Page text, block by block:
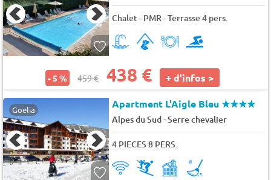
Chalet - PMR - Terrasse 4 pers.
- 5 % 459 € 438 € + d'infos >
Goelia Apartment L'Aigle Bleu★★★★
Alpes du Sud-Serre chevalier
4 PIECES 8 PERS.